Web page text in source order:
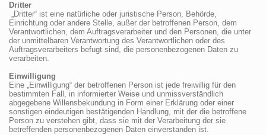
Dritter
„Dritter“ ist eine natürliche oder juristische Person, Behörde,
Einrichtung oder andere Stelle, außer der betroffenen Person, dem
Verantwortlichen, dem Auftragsverarbeiter und den Personen, die unter
der unmittelbaren Verantwortung des Verantwortlichen oder des
Auftragsverarbeiters befugt sind, die personenbezogenen Daten zu
verarbeiten.
Einwilligung
Eine „Einwilligung“ der betroffenen Person ist jede freiwillig für den
bestimmten Fall, in informierter Weise und unmissverständlich
abgegebene Willensbekundung in Form einer Erklärung oder einer
sonstigen eindeutigen bestätigenden Handlung, mit der die betroffene
Person zu verstehen gibt, dass sie mit der Verarbeitung der sie
betreffenden personenbezogenen Daten einverstanden ist.